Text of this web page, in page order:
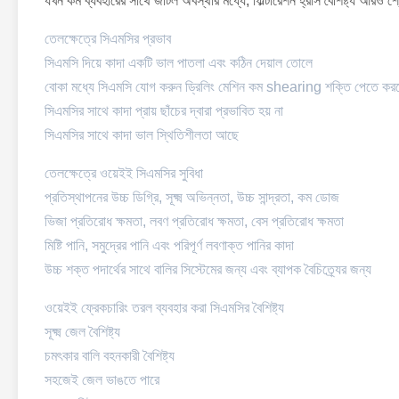
তেলক্ষেত্রে সিএমসির প্রভাব
সিএমসি দিয়ে কাদা একটি ভাল পাতলা এবং কঠিন দেয়াল তোলে
বোকা মধ্যে সিএমসি যোগ করুন ড্রিলিং মেশিন কম shearing শক্তি পেতে
সিএমসির সাথে কাদা প্রায় ছাঁচের দ্বারা প্রভাবিত হয় না
সিএমসির সাথে কাদা ভাল স্থিতিশীলতা আছে
তেলক্ষেত্রে ওয়েইই সিএমসির সুবিধা
প্রতিস্থাপনের উচ্চ ডিগ্রি, সূক্ষ্ম অভিন্নতা, উচ্চ সান্দ্রতা, কম ডোজ
ভিজা প্রতিরোধ ক্ষমতা, লবণ প্রতিরোধ ক্ষমতা, বেস প্রতিরোধ ক্ষমতা
মিষ্টি পানি, সমুদ্রের পানি এবং পরিপূর্ণ লবণাক্ত পানির কাদা
উচ্চ শক্ত পদার্থের সাথে বালির সিস্টেমের জন্য এবং ব্যাপক বৈচিত্র্যের জন্য
ওয়েইই ফ্রেকচারিং তরল ব্যবহার করা সিএমসির বৈশিষ্ট্য
সূক্ষ্ম জেল বৈশিষ্ট্য
চমৎকার বালি বহনকারী বৈশিষ্ট্য
সহজেই জেল ভাঙতে পারে